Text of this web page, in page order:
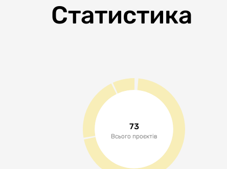
Статистика
73
Всього проєктів